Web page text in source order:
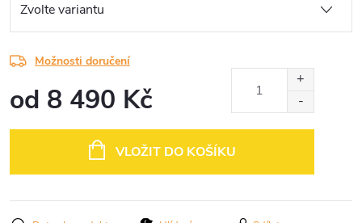
Možnosti doručení
od 8 490 Kč
VLOŽIT DO KOŠÍKU